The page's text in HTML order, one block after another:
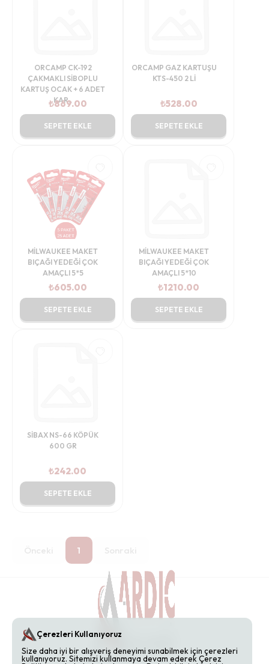
ORCAMP CK-192
ÇAKMAKLI SİBOPLU
KARTUŞ OCAK + 6 ADET
KAR..
₺869.00
SEPETE EKLE
ORCAMP GAZ KARTUŞU
KTS-450 2 Lİ
₺528.00
SEPETE EKLE
MİLWAUKEE MAKET
BIÇAĞI YEDEĞİ ÇOK
AMAÇLI 5*5
₺605.00
SEPETE EKLE
MİLWAUKEE MAKET
BIÇAĞI YEDEĞİ ÇOK
AMAÇLI 5*10
₺1210.00
SEPETE EKLE
SİBAX NS-66 KÖPÜK
600 GR
₺242.00
SEPETE EKLE
1
Çerezleri Kullanıyoruz
Size daha iyi bir alışveriş deneyimi sunabilmek için çerezleri
kullanıyoruz. Sitemizi kullanmaya devam ederek Çerez